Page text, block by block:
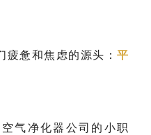
惫和焦虑的源头： 平
气净化器公司的小职